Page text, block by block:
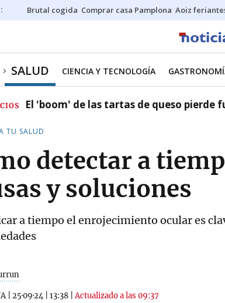
Brutal cogida Comprar casa Pamplona Aoiz
SALUD CIENCIA Y TECNOLOGÍA
El 'boom' de las tartas de queso pierde
TU SALUD
detectar a
y soluciones
a tiempo el enrojecimiento ocular es
| 25·09·24 13:38 |Actualizado a las 09:37